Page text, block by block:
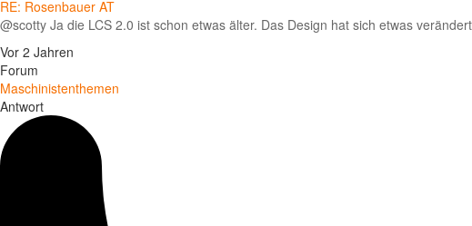
RE: Rosenbauer AT
@scotty Ja die LCS 2.0 ist schon etwas älter. Das Design hat sich etwas
Vor 2 Jahren
Forum
Maschinistenthemen
Antwort